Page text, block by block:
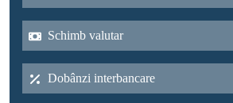
Schimb valutar
Dobânzi interbancare